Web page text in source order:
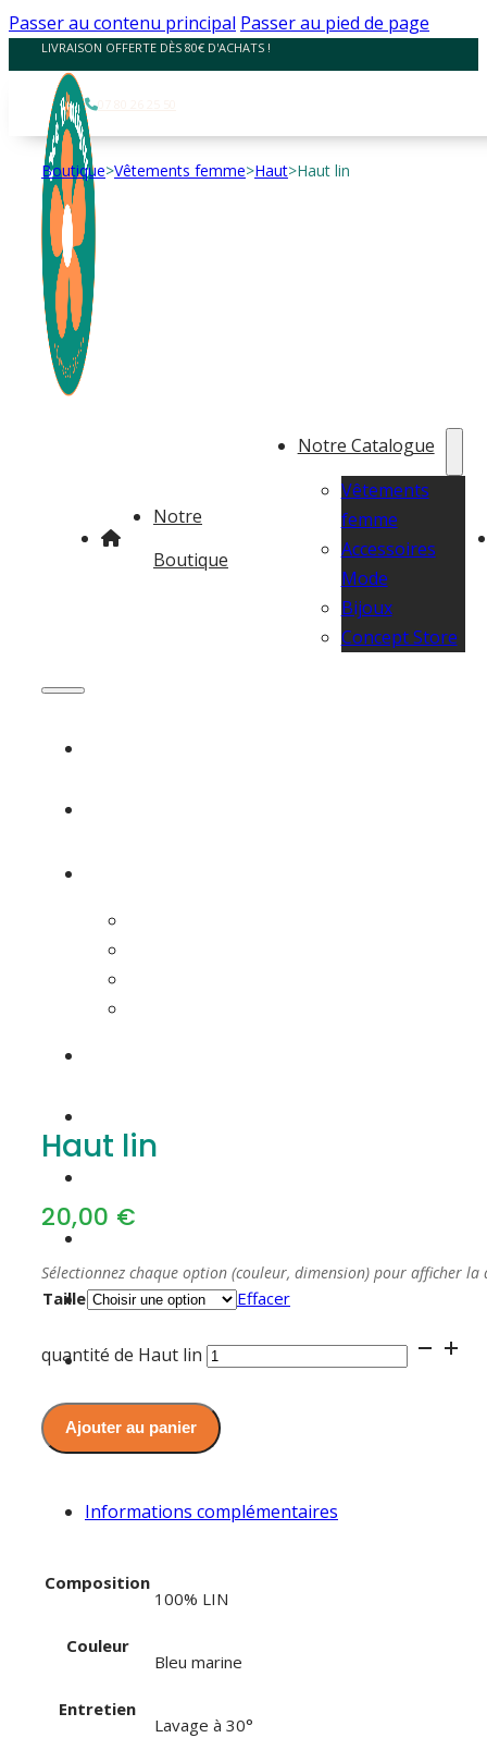
Passer au contenu principal Passer au pied de page
LIVRAISON OFFERTE DÈS 80€ D'ACHATS !
Notre
Boutique
Notre Catalogue
Vêtements
femme
Accessoires
Mode
Bijoux
Concept Store
Boutique>Vêtements femme>Haut>Haut lin
Haut lin
20,00 €
Sélectionnez chaque option (couleur, dimension) pour afficher
Taille Effacer
quantité de Haut lin
Ajouter au panier
Informations complémentaires
Composition
100% LIN
Couleur
Bleu marine
Entretien
Lavage à 30°
Panneau de gestion des cookies